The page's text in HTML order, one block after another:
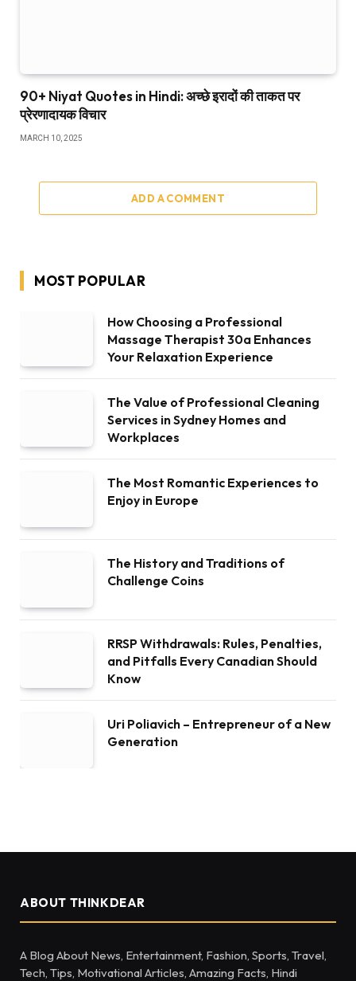
90+ Niyat Quotes in Hindi: अच्छे इरादों की ताकत पर
प्रेरणादायक विचार
MARCH 10, 2025
ADD A COMMENT
MOST POPULAR
How Choosing a Professional
Massage Therapist 30a Enhances
Your Relaxation Experience
The Value of Professional Cleaning
Services in Sydney Homes and
Workplaces
The Most Romantic Experiences to
Enjoy in Europe
The History and Traditions of
Challenge Coins
RRSP Withdrawals: Rules, Penalties,
and Pitfalls Every Canadian Should
Know
Uri Poliavich – Entrepreneur of a New
Generation
ABOUT THINKDEAR
A Blog About News, Entertainment, Fashion, Sports, Travel,
Tech, Tips, Motivational Articles, Amazing Facts, Hindi